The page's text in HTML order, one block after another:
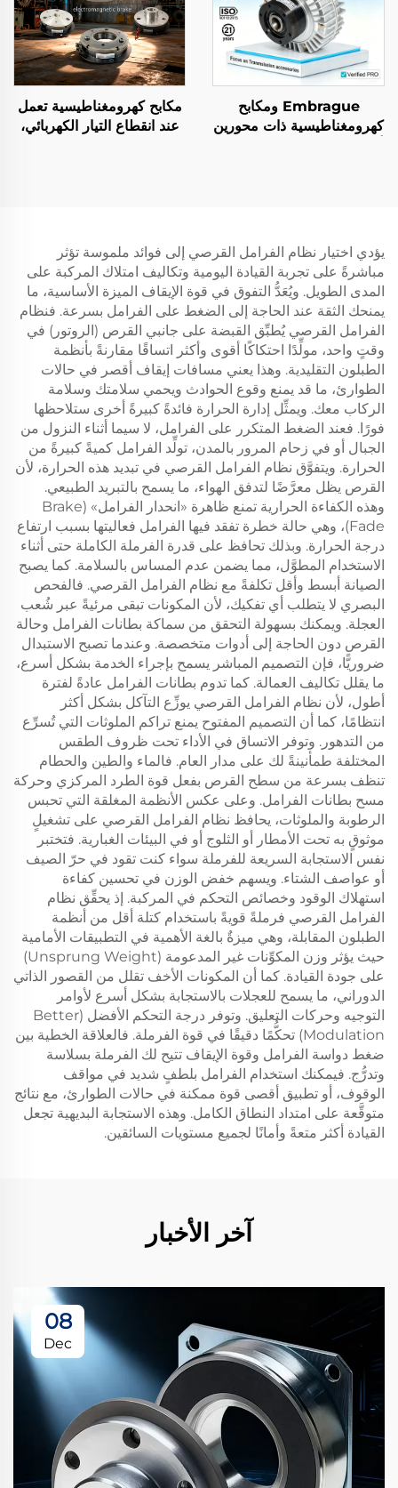
Embrague ومكابح
كهرومغناطيسية ذات محورين
مكابح كهرومغناطيسية تعمل
عند انقطاع التيار الكهربائي،
يؤدي اختيار نظام الفرامل القرصي إلى فوائد ملموسة تؤثر
مباشرةً على تجربة القيادة اليومية وتكاليف امتلاك المركبة على
المدى الطويل. ويُعَدُّ التفوق في قوة الإيقاف الميزة الأساسية، ما
يمنحك الثقة عند الحاجة إلى الضغط على الفرامل بسرعة. فنظام
الفرامل القرصي يُطبِّق القبضة على جانبي القرص (الروتور) في
وقتٍ واحد، مولِّدًا احتكاكًا أقوى وأكثر اتساقًا مقارنةً بأنظمة
الطبلون التقليدية. وهذا يعني مسافات إيقاف أقصر في حالات
الطوارئ، ما قد يمنع وقوع الحوادث ويحمي سلامتك وسلامة
الركاب معك. ويمثِّل إدارة الحرارة فائدةً كبيرةً أخرى ستلاحظها
فورًا. فعند الضغط المتكرر على الفرامل، لا سيما أثناء النزول من
الجبال أو في زحام المرور بالمدن، تولِّد الفرامل كميةً كبيرةً من
الحرارة. ويتفوَّق نظام الفرامل القرصي في تبديد هذه الحرارة، لأن
القرص يظل معرَّضًا لتدفق الهواء، ما يسمح بالتبريد الطبيعي.
وهذه الكفاءة الحرارية تمنع ظاهرة «انحدار الفرامل» (Brake
Fade)، وهي حالة خطرة تفقد فيها الفرامل فعاليتها بسبب ارتفاع
درجة الحرارة. وبذلك تحافظ على قدرة الفرملة الكاملة حتى أثناء
الاستخدام المطوَّل، مما يضمن عدم المساس بالسلامة. كما يصبح
الصيانة أبسط وأقل تكلفةً مع نظام الفرامل القرصي. فالفحص
البصري لا يتطلب أي تفكيك، لأن المكونات تبقى مرئيةً عبر شُعب
العجلة. ويمكنك بسهولة التحقق من سماكة بطانات الفرامل وحالة
القرص دون الحاجة إلى أدوات متخصصة. وعندما تصبح الاستبدال
ضروريًّا، فإن التصميم المباشر يسمح بإجراء الخدمة بشكل أسرع،
ما يقلل تكاليف العمالة. كما تدوم بطانات الفرامل عادةً لفترة
أطول، لأن نظام الفرامل القرصي يوزِّع التآكل بشكل أكثر
انتظامًا، كما أن التصميم المفتوح يمنع تراكم الملوثات التي تُسرِّع
من التدهور. وتوفر الاتساق في الأداء تحت ظروف الطقس
المختلفة طمأنينةً لك على مدار العام. فالماء والطين والحطام
تنظف بسرعة من سطح القرص بفعل قوة الطرد المركزي وحركة
مسح بطانات الفرامل. وعلى عكس الأنظمة المغلقة التي تحبس
الرطوبة والملوثات، يحافظ نظام الفرامل القرصي على تشغيلٍ
موثوقٍ به تحت الأمطار أو الثلوج أو في البيئات الغبارية. فتختبر
نفس الاستجابة السريعة للفرملة سواء كنت تقود في حرّ الصيف
أو عواصف الشتاء. ويسهم خفض الوزن في تحسين كفاءة
استهلاك الوقود وخصائص التحكم في المركبة. إذ يحقِّق نظام
الفرامل القرصي فرملةً قويةً باستخدام كتلة أقل من أنظمة
الطبلون المقابلة، وهي ميزةٌ بالغة الأهمية في التطبيقات الأمامية
حيث يؤثر وزن المكوِّنات غير المدعومة (Unsprung Weight)
على جودة القيادة. كما أن المكونات الأخف تقلل من القصور الذاتي
الدوراني، ما يسمح للعجلات بالاستجابة بشكل أسرع لأوامر
التوجيه وحركات التعليق. وتوفر درجة التحكم الأفضل (Better
Modulation) تحكُّمًا دقيقًا في قوة الفرملة. فالعلاقة الخطية بين
ضغط دواسة الفرامل وقوة الإيقاف تتيح لك الفرملة بسلاسة
وتدرُّج. فيمكنك استخدام الفرامل بلطفٍ شديد في مواقف
الوقوف، أو تطبيق أقصى قوة ممكنة في حالات الطوارئ، مع نتائج
متوقَّعة على امتداد النطاق الكامل. وهذه الاستجابة البديهية تجعل
القيادة أكثر متعةً وأمانًا لجميع مستويات السائقين.
آخر الأخبار
08
Dec